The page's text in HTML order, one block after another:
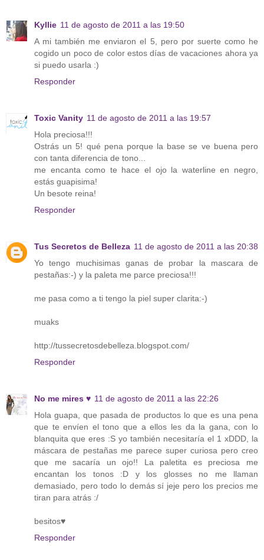
Kyllie 11 de agosto de 2011 a las 19:50
A mi también me enviaron el 5, pero por suerte como he
cogido un poco de color estos días de vacaciones ahora ya
si puedo usarla :)
Responder
Toxic Vanity 11 de agosto de 2011 a las 19:57
Hola preciosa!!!
Ostrás un 5! qué pena porque la base se ve buena pero
con tanta diferencia de tono...
me encanta como te hace el ojo la waterline en negro,
estás guapisima!
Un besote reina!
Responder
Tus Secretos de Belleza 11 de agosto de 2011 a las 20:38
Yo tengo muchisimas ganas de probar la mascara de
pestañas:-) y la paleta me parce preciosa!!!
me pasa como a ti tengo la piel super clarita:-)
muaks
http://tussecretosdebelleza.blogspot.com/
Responder
No me mires ♥ 11 de agosto de 2011 a las 22:26
Hola guapa, que pasada de productos lo que es una pena
que te envíen el tono que a ellos les da la gana, con lo
blanquita que eres :S yo también necesitaría el 1 xDDD, la
máscara de pestañas me parece super curiosa pero creo
que me sacaría un ojo!! La paletita es preciosa me
encantan los tonos :D y los glosses no me llaman
demasiado, pero todo lo demás sí jeje pero los precios me
tiran para atrás :/
besitos♥
Responder